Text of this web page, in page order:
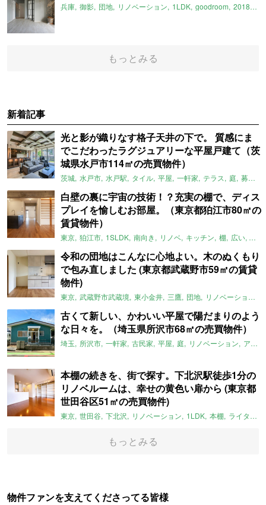
兵庫 御影 団地 リノベーション 1LDK goodroom 2018年11月のおすすめ
もっとみる
新着記事
光と影が織りなす格子天井の下で。 質感にま
でこだわったラグジュアリーな平屋戸建て（茨
城県水戸市114㎡の売買物件）
茨城 水戸市 水戸駅 タイル 平屋 一軒家 テラス 庭 募集中
白壁の裏に宇宙の技術！？充実の棚で、ディス
プレイを愉しむお部屋。（東京都狛江市80㎡の
賃貸物件）
東京 狛江市 1SLDK 南向き リノベ キッチン 棚 広い ガイ
令和の団地はこんなに心地よい。木のぬくもり
で包み直しました (東京都武蔵野市59㎡の賃貸
物件)
東京 武蔵野市武蔵境 東小金井 三鷹 団地 リノベーション
古くて新しい、かわいい平屋で陽だまりのよう
な日々を。（埼玉県所沢市68㎡の売買物件）
埼玉 所沢市 一軒家 古民家 平屋 庭 リノベーション アメリカンハウス
本棚の続きを、街で探す。下北沢駅徒歩1分の
リノベルームは、幸せの黄色い扉から (東京都
世田谷区51㎡の売買物件)
東京 世田谷 下北沢 リノベーション 1LDK 本棚 ライター：ほしりょうこ
もっとみる
物件ファンを支えてくださってる皆様